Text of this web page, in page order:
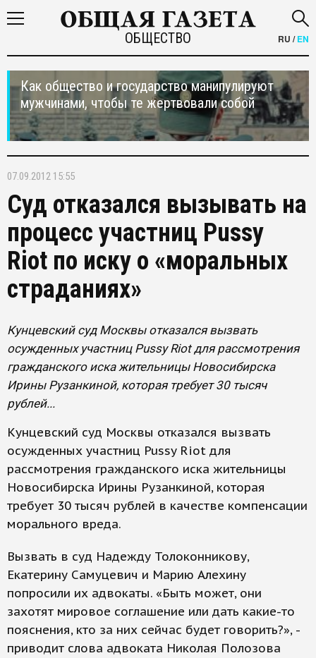
ОБЩЕСТВО RU /EN
Как общество и государство манипулируют
мужчинами, чтобы те жертвовали собой
07.09.2012 15:55
Суд отказался вызывать на
процесс участниц Pussy
Riot по иску о «моральных
страданиях»
Кунцевский суд Москвы отказался вызвать
осужденных участниц Pussy Riot для рассмотрения
гражданского иска жительницы Новосибирска
Ирины Рузанкиной, которая требует 30 тысяч
рублей...
Кунцевский суд Москвы отказался вызвать
осужденных участниц Pussy Riot для
рассмотрения гражданского иска жительницы
Новосибирска Ирины Рузанкиной, которая
требует 30 тысяч рублей в качестве компенсации
морального вреда.
Вызвать в суд Надежду Толоконникову,
Екатерину Самуцевич и Марию Алехину
попросили их адвокаты. «Быть может, они
захотят мировое соглашение или дать какие-то
пояснения, кто за них сейчас будет говорить?», -
приводит слова адвоката Николая Полозова